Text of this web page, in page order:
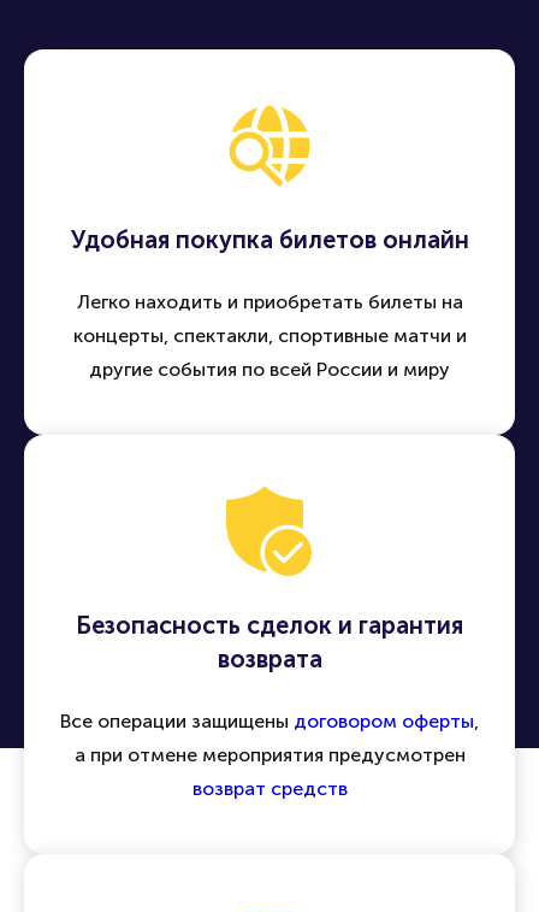
Удобная покупка билетов онлайн
Легко находить и приобретать билеты на
концерты, спектакли, спортивные матчи и
другие события по всей России и миру
Безопасность сделок и гарантия
возврата
Все операции защищены договором оферты,
а при отмене мероприятия предусмотрен
возврат средств